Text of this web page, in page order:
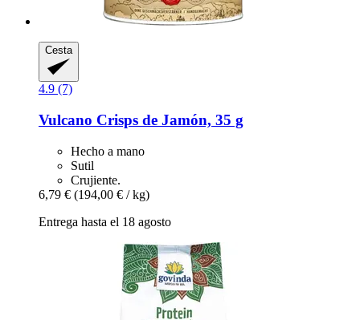
Cesta
4.9 (7)
Vulcano Crisps de Jamón, 35 g
Hecho a mano
Sutil
Crujiente.
6,79 € (194,00 € / kg)
Entrega hasta el 18 agosto